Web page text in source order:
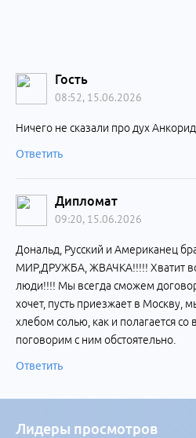
Гость
08:52, 15.06.2026
Ничего не сказали про дух
Ответить
Дипломат
09:20, 15.06.2026
Дональд, Русский и Американец
МИР,ДРУЖБА, ЖВАЧКА!!!!! Хватит
люди!!!! Мы всегда сможем
хочет, пусть приезжает в Москву,
хлебом солью, как и полагается со
поговорим с ним обстоятельно.
Ответить
Лидеры просмотров